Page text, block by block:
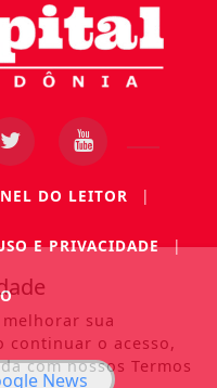
DO LEITOR |
E PRIVACIDADE |
sua
continuar o acesso,
com nossos Termos